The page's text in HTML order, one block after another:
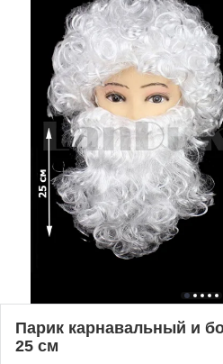
Парик карнавальный и
25 см